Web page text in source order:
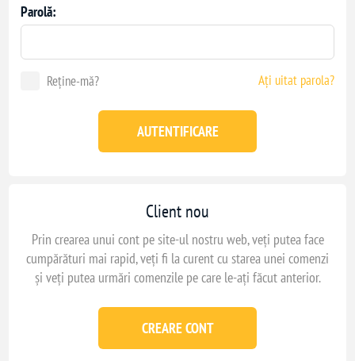
Client nou
Prin crearea unui cont pe site-ul nostru web, veți putea face
cumpărături mai rapid, veți fi la curent cu starea unei comenzi
și veți putea urmări comenzile pe care le-ați făcut anterior.
CREARE CONT
Parolă:
Reține-mă? Ați uitat parola?
AUTENTIFICARE